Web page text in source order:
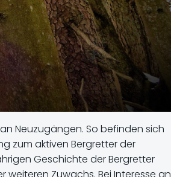
Neuzugängen. So befinden sich
zum aktiven Bergretter der
Geschichte der Bergretter